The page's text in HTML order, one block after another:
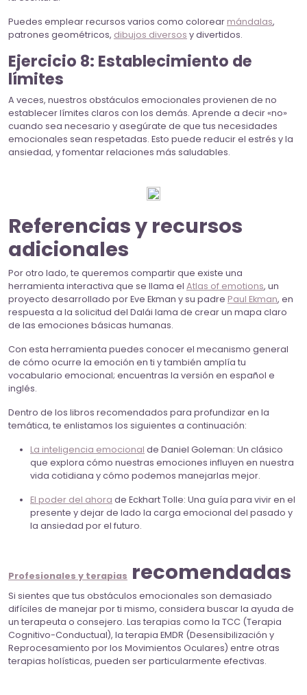
Puedes emplear recursos varios como colorear mándalas,
patrones geométricos, dibujos diversos y divertidos.
Ejercicio 8: Establecimiento de
límites
A veces, nuestros obstáculos emocionales provienen de no
establecer límites claros con los demás. Aprende a decir «no»
cuando sea necesario y asegúrate de que tus necesidades
emocionales sean respetadas. Esto puede reducir el estrés y la
ansiedad, y fomentar relaciones más saludables.
Referencias y recursos
adicionales
Por otro lado, te queremos compartir que existe una
herramienta interactiva que se llama el Atlas of emotions, un
proyecto desarrollado por Eve Ekman y su padre Paul Ekman, en
respuesta a la solicitud del Dalái lama de crear un mapa claro
de las emociones básicas humanas.
Con esta herramienta puedes conocer el mecanismo general
de cómo ocurre la emoción en ti y también amplía tu
vocabulario emocional; encuentras la versión en español e
inglés.
Dentro de los libros recomendados para profundizar en la
temática, te enlistamos los siguientes a continuación:
La inteligencia emocional de Daniel Goleman: Un clásico
que explora cómo nuestras emociones influyen en nuestra
vida cotidiana y cómo podemos manejarlas mejor.
El poder del ahora de Eckhart Tolle: Una guía para vivir en el
presente y dejar de lado la carga emocional del pasado y
la ansiedad por el futuro.
Profesionales y terapias recomendadas
Si sientes que tus obstáculos emocionales son demasiado
difíciles de manejar por ti mismo, considera buscar la ayuda de
un terapeuta o consejero. Las terapias como la TCC (Terapia
Cognitivo-Conductual), la terapia EMDR (Desensibilización y
Reprocesamiento por los Movimientos Oculares) entre otras
terapias holísticas, pueden ser particularmente efectivas.